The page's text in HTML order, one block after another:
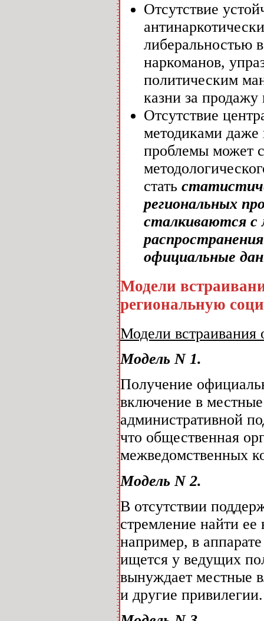
Отсутствие
либеральностью
наркоманов,
политическим
казни за продажу
Отсутствие
методиками
проблемы может
стать
региональных
сталкиваются с
официальные
Модели
региональную
Модели встраивания
Модель N 1.
Получение
включение в
административной
что общественная
межведомственных
Модель N 2.
В отсутствии
стремление найти ее
например, в
ищется у ведущих
вынуждает местные
и другие привилегии.